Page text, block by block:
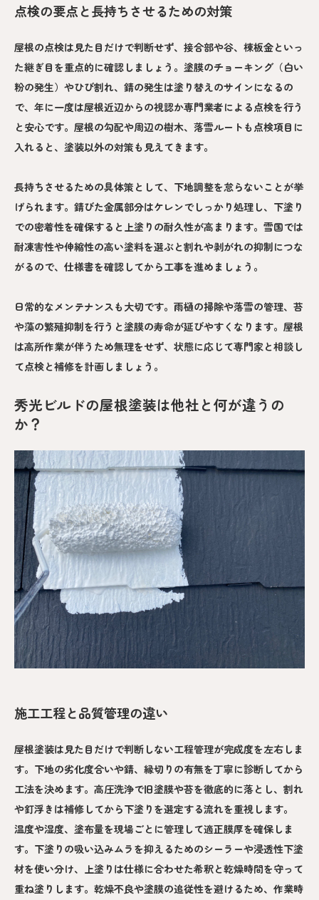
点検の要点と長持ちさせるための対策
屋根の点検は見た目だけで判断せず、接合部や谷、棟板金といっ
た継ぎ目を重点的に確認しましょう。塗膜のチョーキング（白い
粉の発生）やひび割れ、錆の発生は塗り替えのサインになるの
で、年に一度は屋根近辺からの視認か専門業者による点検を行う
と安心です。屋根の勾配や周辺の樹木、落雪ルートも点検項目に
入れると、塗装以外の対策も見えてきます。
長持ちさせるための具体策として、下地調整を怠らないことが挙
げられます。錆びた金属部分はケレンでしっかり処理し、下塗り
での密着性を確保すると上塗りの耐久性が高まります。雪国では
耐凍害性や伸縮性の高い塗料を選ぶと割れや剥がれの抑制につな
がるので、仕様書を確認してから工事を進めましょう。
日常的なメンテナンスも大切です。雨樋の掃除や落雪の管理、苔
や藻の繁殖抑制を行うと塗膜の寿命が延びやすくなります。屋根
は高所作業が伴うため無理をせず、状態に応じて専門家と相談し
て点検と補修を計画しましょう。
秀光ビルドの屋根塗装は他社と何が違うの
か？
施工工程と品質管理の違い
屋根塗装は見た目だけで判断しない工程管理が完成度を左右しま
す。下地の劣化度合いや錆、縁切りの有無を丁寧に診断してから
工法を決めます。高圧洗浄で旧塗膜や苔を徹底的に落とし、割れ
や釘浮きは補修してから下塗りを選定する流れを重視します。
温度や湿度、塗布量を現場ごとに管理して適正膜厚を確保しま
す。下塗りの吸い込みムラを抑えるためのシーラーや浸透性下塗
材を使い分け、上塗りは仕様に合わせた希釈と乾燥時間を守って
重ね塗りします。乾燥不良や塗膜の追従性を避けるため、作業時